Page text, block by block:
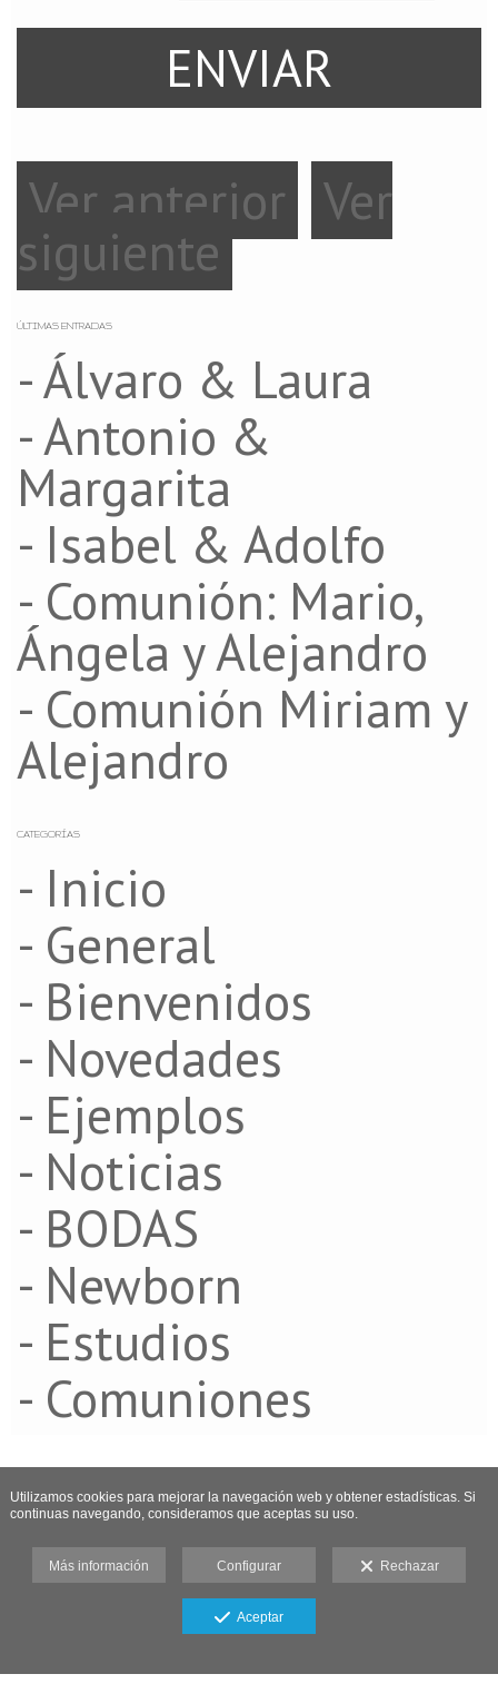
Ver anterior Ver
siguiente
ÚLTIMAS ENTRADAS
- Álvaro & Laura
- Antonio &
Margarita
- Isabel & Adolfo
- Comunión: Mario,
Ángela y Alejandro
- Comunión Miriam y
Alejandro
CATEGORÍAS
- Inicio
- General
- Bienvenidos
- Novedades
- Ejemplos
- Noticias
- BODAS
- Newborn
- Estudios
- Comuniones
Utilizamos cookies para mejorar la navegación web y obtener estadísticas. Si
continuas navegando, consideramos que aceptas su uso.
Más información Configurar Rechazar
Aceptar